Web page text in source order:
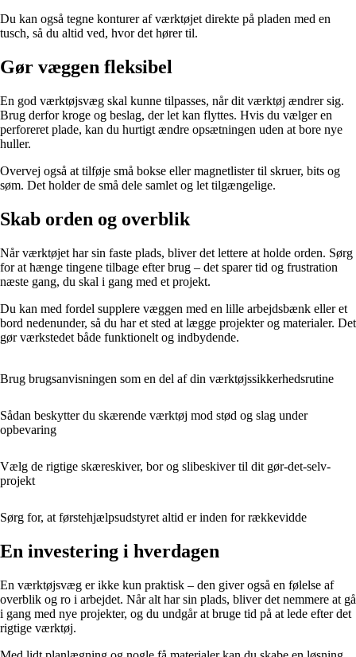
Du kan også tegne konturer af værktøjet direkte på pladen med en
tusch, så du altid ved, hvor det hører til.
Gør væggen fleksibel
En god værktøjsvæg skal kunne tilpasses, når dit værktøj ændrer sig.
Brug derfor kroge og beslag, der let kan flyttes. Hvis du vælger en
perforeret plade, kan du hurtigt ændre opsætningen uden at bore nye
huller.
Overvej også at tilføje små bokse eller magnetlister til skruer, bits og
søm. Det holder de små dele samlet og let tilgængelige.
Skab orden og overblik
Når værktøjet har sin faste plads, bliver det lettere at holde orden. Sørg
for at hænge tingene tilbage efter brug – det sparer tid og frustration
næste gang, du skal i gang med et projekt.
Du kan med fordel supplere væggen med en lille arbejdsbænk eller et
bord nedenunder, så du har et sted at lægge projekter og materialer. Det
gør værkstedet både funktionelt og indbydende.
Brug brugsanvisningen som en del af din værktøjssikkerhedsrutine
Sådan beskytter du skærende værktøj mod stød og slag under
opbevaring
Vælg de rigtige skæreskiver, bor og slibeskiver til dit gør-det-selv-
projekt
Sørg for, at førstehjælpsudstyret altid er inden for rækkevidde
En investering i hverdagen
En værktøjsvæg er ikke kun praktisk – den giver også en følelse af
overblik og ro i arbejdet. Når alt har sin plads, bliver det nemmere at gå
i gang med nye projekter, og du undgår at bruge tid på at lede efter det
rigtige værktøj.